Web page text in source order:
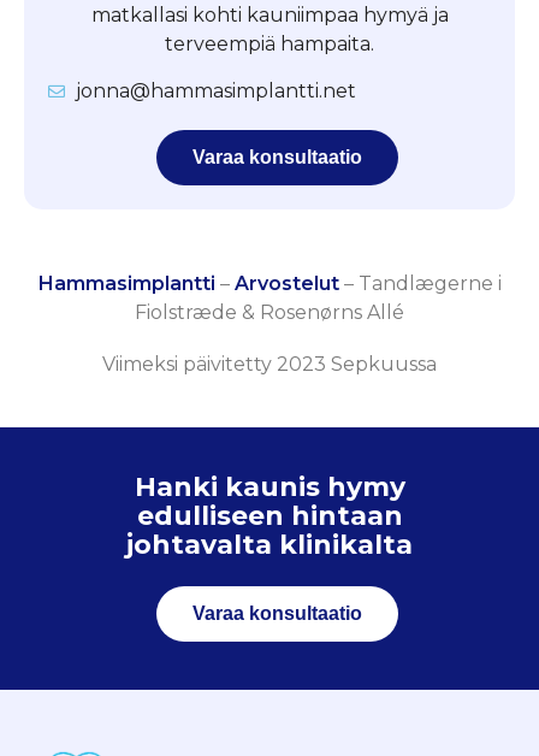
matkallasi kohti kauniimpaa hymyä ja
terveempiä hampaita.
jonna@hammasimplantti.net
Varaa konsultaatio
Hammasimplantti – Arvostelut– Tandlægerne i
Fiolstræde & Rosenørns Allé
Viimeksi päivitetty 2023 Sepkuussa
Hanki kaunis hymy
edulliseen hintaan
johtavalta klinikalta
Varaa konsultaatio